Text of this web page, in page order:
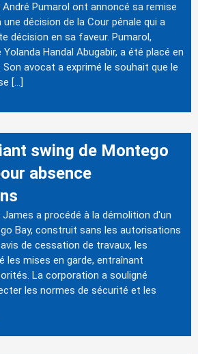
Pumarol ont annoncé sa remise
décision de la Cour pénale qui a
décision en sa faveur. Pumarol,
Handal Abugabir, a été placé en
avocat a exprimé le souhait que le
[…]
swing de Montego
absence
a procédé à la démolition d'un
Bay, construit sans les autorisations
de cessation de travaux, les
les mises en garde, entraînant
La corporation a souligné
les normes de sécurité et les